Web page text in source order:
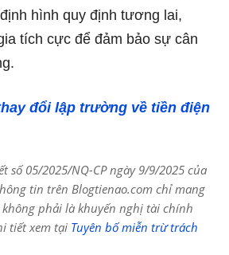
hình quy định tương lai,
tích cực để đảm bảo sự cân
đổi lập trường về tiền điện
số 05/2025/NQ-CP ngày 9/9/2025 của
tin trên Blogtienao.com chỉ mang
phải là khuyến nghị tài chính
tiết xem tại Tuyên bố miễn trừ trách